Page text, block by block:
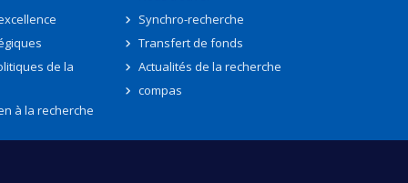
de la
à la recherche
Synchro-recherche
Transfert de fonds
Actualités de la recherche
compas